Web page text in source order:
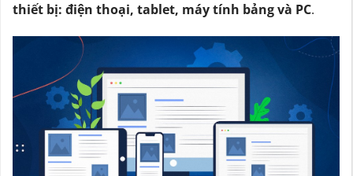
thiết bị: điện thoại, tablet, máy tính bảng và PC.